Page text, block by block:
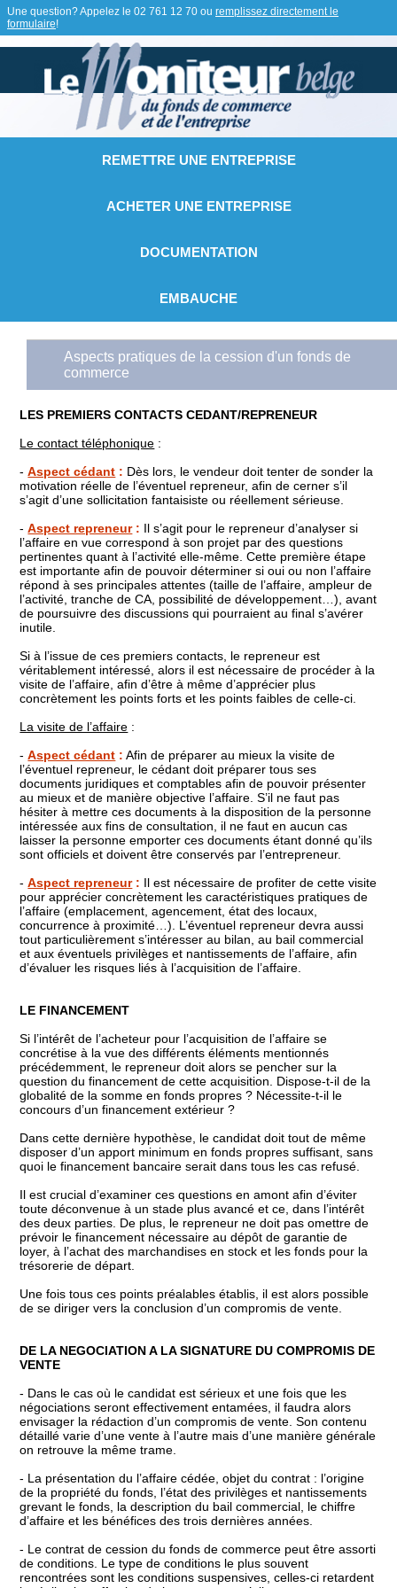
Une question? Appelez le 02 761 12 70 ou remplissez directement le
formulaire!
REMETTRE UNE ENTREPRISE
ACHETER UNE ENTREPRISE
DOCUMENTATION
EMBAUCHE
Aspects pratiques de la cession d'un fonds de
commerce
LES PREMIERS CONTACTS CEDANT/REPRENEUR
Le contact téléphonique :
-Aspect cédant : Dès lors, le vendeur doit tenter de sonder la
motivation réelle de l’éventuel repreneur, afin de cerner s’il
s’agit d’une sollicitation fantaisiste ou réellement sérieuse.
-Aspect repreneur: Il s’agit pour le repreneur d’analyser si
l’affaire en vue correspond à son projet par des questions
pertinentes quant à l’activité elle-même. Cette première étape
est importante afin de pouvoir déterminer si oui ou non l’affaire
répond à ses principales attentes (taille de l’affaire, ampleur de
l’activité, tranche de CA, possibilité de développement…), avant
de poursuivre des discussions qui pourraient au final s’avérer
inutile.
Si à l’issue de ces premiers contacts, le repreneur est
véritablement intéressé, alors il est nécessaire de procéder à la
visite de l’affaire, afin d’être à même d’apprécier plus
concrètement les points forts et les points faibles de celle-ci.
La visite de l’affaire :
-Aspect cédant : Afin de préparer au mieux la visite de
l’éventuel repreneur, le cédant doit préparer tous ses
documents juridiques et comptables afin de pouvoir présenter
au mieux et de manière objective l’affaire. S’il ne faut pas
hésiter à mettre ces documents à la disposition de la personne
intéressée aux fins de consultation, il ne faut en aucun cas
laisser la personne emporter ces documents étant donné qu’ils
sont officiels et doivent être conservés par l’entrepreneur.
-Aspect repreneur: Il est nécessaire de profiter de cette visite
pour apprécier concrètement les caractéristiques pratiques de
l’affaire (emplacement, agencement, état des locaux,
concurrence à proximité…). L’éventuel repreneur devra aussi
tout particulièrement s’intéresser au bilan, au bail commercial
et aux éventuels privilèges et nantissements de l’affaire, afin
d’évaluer les risques liés à l’acquisition de l’affaire.
LE FINANCEMENT
Si l’intérêt de l’acheteur pour l’acquisition de l’affaire se
concrétise à la vue des différents éléments mentionnés
précédemment, le repreneur doit alors se pencher sur la
question du financement de cette acquisition. Dispose-t-il de la
globalité de la somme en fonds propres ? Nécessite-t-il le
concours d’un financement extérieur ?
Dans cette dernière hypothèse, le candidat doit tout de même
disposer d’un apport minimum en fonds propres suffisant, sans
quoi le financement bancaire serait dans tous les cas refusé.
Il est crucial d’examiner ces questions en amont afin d’éviter
toute déconvenue à un stade plus avancé et ce, dans l’intérêt
des deux parties. De plus, le repreneur ne doit pas omettre de
prévoir le financement nécessaire au dépôt de garantie de
loyer, à l’achat des marchandises en stock et les fonds pour la
trésorerie de départ.
Une fois tous ces points préalables établis, il est alors possible
de se diriger vers la conclusion d’un compromis de vente.
DE LA NEGOCIATION A LA SIGNATURE DU COMPROMIS DE
VENTE
- Dans le cas où le candidat est sérieux et une fois que les
négociations seront effectivement entamées, il faudra alors
envisager la rédaction d’un compromis de vente. Son contenu
détaillé varie d’une vente à l’autre mais d’une manière générale
on retrouve la même trame.
- La présentation du l’affaire cédée, objet du contrat : l’origine
de la propriété du fonds, l’état des privilèges et nantissements
grevant le fonds, la description du bail commercial, le chiffre
d’affaire et les bénéfices des trois dernières années.
- Le contrat de cession du fonds de commerce peut être assorti
de conditions. Le type de conditions le plus souvent
rencontrées sont les conditions suspensives, celles-ci retardent